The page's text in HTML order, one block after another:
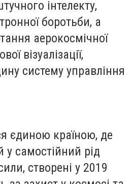
інтелекту,
боротьби, а
аерокосмічної
візуалізації,
систему управління
єдиною країною, де
у самостійний рід
створені у 2019